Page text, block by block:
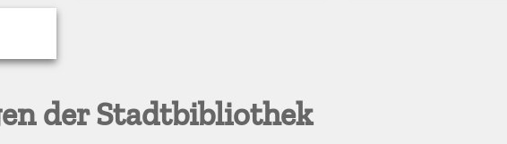
der Stadtbibliothek